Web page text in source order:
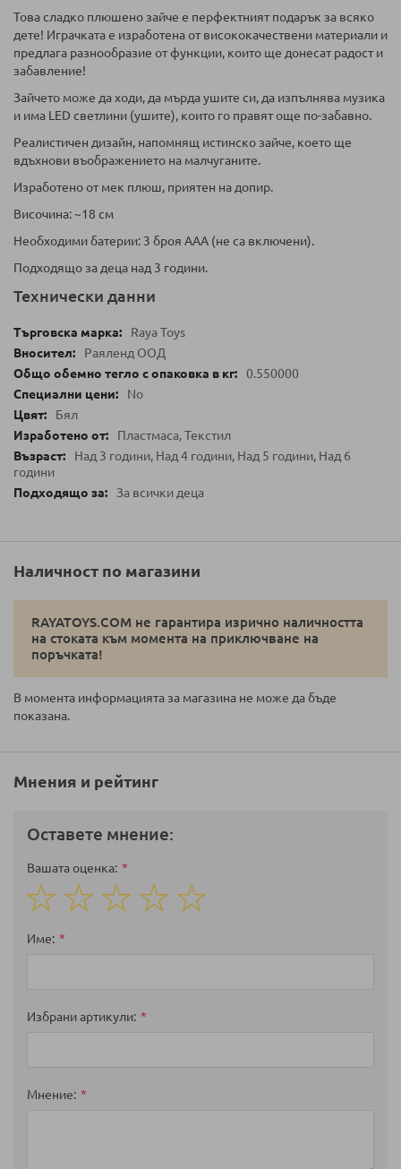
Това сладко плюшено зайче е перфектният подарък за всяко
дете! Играчката е изработена от висококачествени материали и
предлага разнообразие от функции, които ще донесат радост и
забавление!
Зайчето може да ходи, да мърда ушите си, да изпълнява музика
и има LED светлини (ушите), които го правят още по-забавно.
Реалистичен дизайн, напомнящ истинско зайче, което ще
вдъхнови въображението на малчуганите.
Изработено от мек плюш, приятен на допир.
Височина: ~18 см
Необходими батерии: 3 броя ААА (не са включени).
Подходящо за деца над 3 години.
Технически данни
Raya Toys
Раяленд ООД
0.550000
No
Бял
Пластмаса, Текстил
Над 3 години, Над 4 години, Над 5 години, Над 6
години
За всички деца
Наличност по магазини
RAYATOYS.COM не гарантира изрично наличността
на стоката към момента на приключване на
поръчката!
В момента информацията за магазина не може да бъде
показана.
Мнения и рейтинг
Оставете мнение:
Вашата оценка
star
stars
stars
stars
stars
Име
Избрани артикули
Мнение